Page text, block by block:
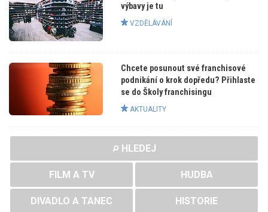
výbavy je tu
VZDĚLÁVÁNÍ
Chcete posunout své franchisové
podnikání o krok dopředu? Přihlaste
se do Školy franchisingu
AKTUALITY
HLEDEJ
FILM A TV HUDBA
DIVADLO A TANEC HISTORIE